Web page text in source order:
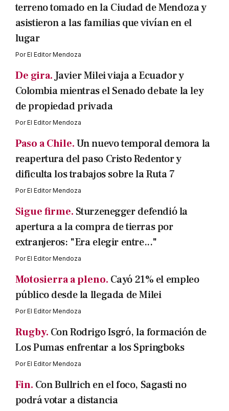
terreno tomado en la Ciudad de Mendoza y
asistieron a las familias que vivían en el
lugar
PorEl Editor Mendoza
De gira. Javier Milei viaja a Ecuador y
Colombia mientras el Senado debate la ley
de propiedad privada
PorEl Editor Mendoza
Paso a Chile.Un nuevo temporal demora la
reapertura del paso Cristo Redentor y
dificulta los trabajos sobre la Ruta 7
PorEl Editor Mendoza
Sigue firme. Sturzenegger defendió la
apertura a la compra de tierras por
extranjeros: "Era elegir entre..."
PorEl Editor Mendoza
Motosierra a pleno. Cayó 21% el empleo
público desde la llegada de Milei
PorEl Editor Mendoza
Rugby. Con Rodrigo Isgró, la formación de
Los Pumas enfrentar a los Springboks
PorEl Editor Mendoza
Fin. Con Bullrich en el foco, Sagasti no
podrá votar a distancia